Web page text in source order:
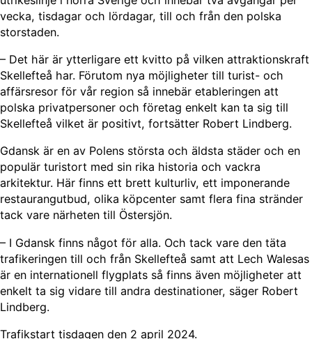
vecka, tisdagar och lördagar, till och från den polska
storstaden.
– Det här är ytterligare ett kvitto på vilken attraktionskraft
Skellefteå har. Förutom nya möjligheter till turist- och
affärsresor för vår region så innebär etableringen att
polska privatpersoner och företag enkelt kan ta sig till
Skellefteå vilket är positivt, fortsätter Robert Lindberg.
Gdansk är en av Polens största och äldsta städer och en
populär turistort med sin rika historia och vackra
arkitektur. Här finns ett brett kulturliv, ett imponerande
restaurangutbud, olika köpcenter samt flera fina stränder
tack vare närheten till Östersjön.
– I Gdansk finns något för alla. Och tack vare den täta
trafikeringen till och från Skellefteå samt att Lech Walesas
är en internationell flygplats så finns även möjligheter att
enkelt ta sig vidare till andra destinationer, säger Robert
Lindberg.
Trafikstart tisdagen den 2 april 2024.